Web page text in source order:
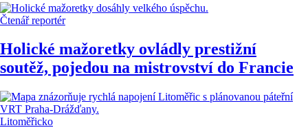
Čtenář reportér
Holické mažoretky ovládly prestižní
soutěž, pojedou na mistrovství do Francie
Litoměřicko